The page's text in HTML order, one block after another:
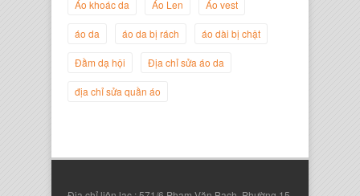
Nguyễn Đắc Định
Áo khoác da Áo Len Áo vest
áo da áo da bị rách áo dài bị chật
Đầm dạ hội Địa chỉ sửa áo da
địa chỉ sửa quần áo